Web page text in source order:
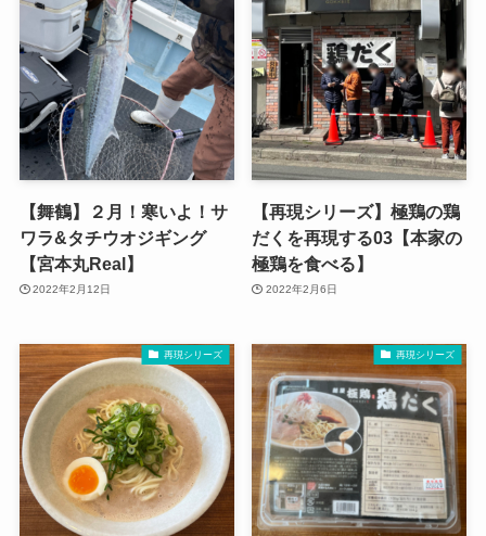
【舞鶴】２月！寒いよ！サ
ワラ&タチウオジギング
【宮本丸Real】
2022年2月12日
【再現シリーズ】極鶏の鶏
だくを再現する03【本家の
極鶏を食べる】
2022年2月6日
再現シリーズ 再現シリーズ